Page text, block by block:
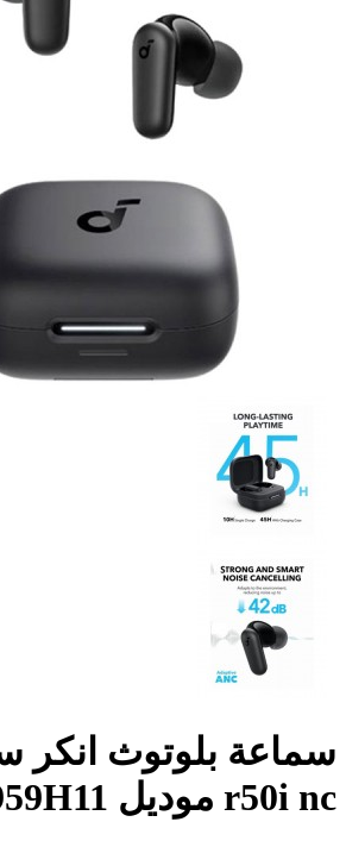
سماعة بلوتوث انكر
r50i nc موديل A3959H11 اسود